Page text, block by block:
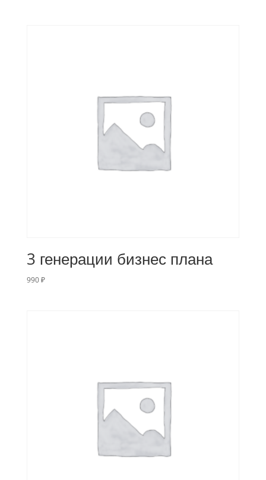
3 генерации бизнес плана
990₽